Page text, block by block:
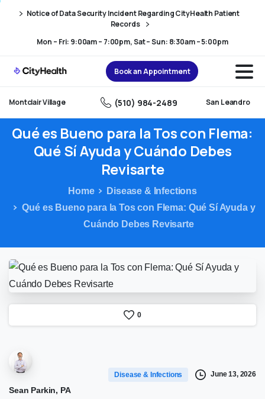
navigation
Notice of Data Security Incident Regarding CityHealth Patient
Records
Mon – Fri: 9:00am – 7:00pm, Sat – Sun: 8:30am – 5:00pm
Book an Appointment
Montclair Village (510) 984-2489 San Leandro
Quées Bueno para laToscon Flema:
QuéSíAyudayCuándo Debes
Revisarte
Home
Disease & Infections
Qué es Bueno para la Tos con Flema: Qué Sí Ayuda y
Cuándo Debes Revisarte
0
Sean Parkin, PA
Disease & Infections June 13, 2026